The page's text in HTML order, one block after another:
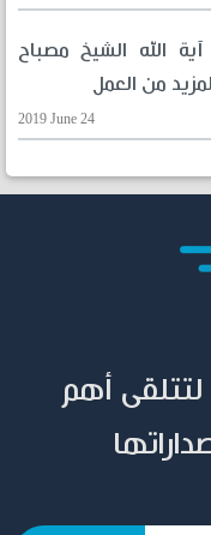
الله الشيخ مصباح
من العمل
2019 June 24
لتتلقى أهم